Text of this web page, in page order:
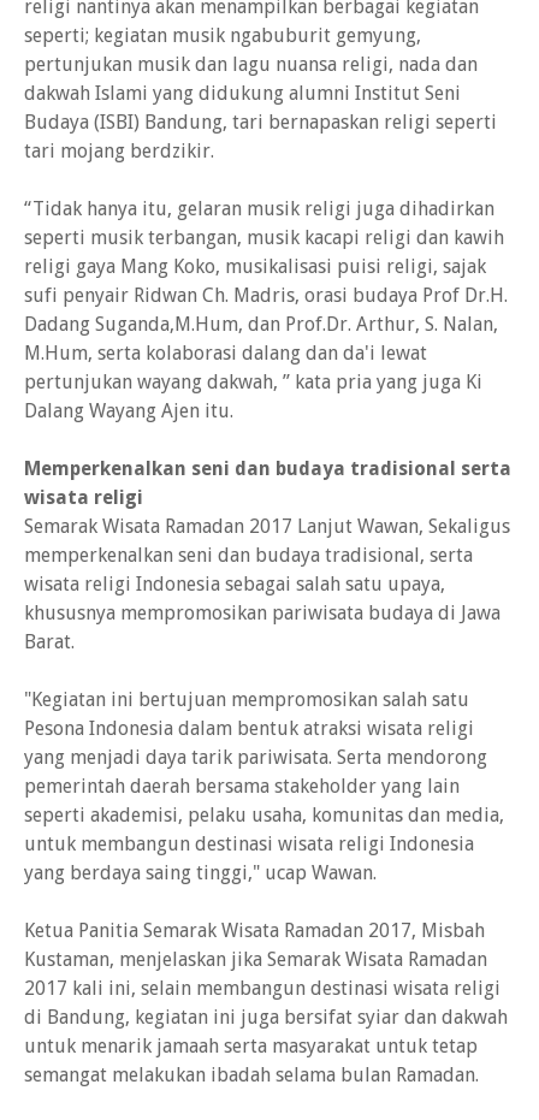
religi nantinya akan menampilkan berbagai kegiatan
seperti; kegiatan musik ngabuburit gemyung,
pertunjukan musik dan lagu nuansa religi, nada dan
dakwah Islami yang didukung alumni Institut Seni
Budaya (ISBI) Bandung, tari bernapaskan religi seperti
tari mojang berdzikir.
“Tidak hanya itu, gelaran musik religi juga dihadirkan
seperti musik terbangan, musik kacapi religi dan kawih
religi gaya Mang Koko, musikalisasi puisi religi, sajak
sufi penyair Ridwan Ch. Madris, orasi budaya Prof Dr.H.
Dadang Suganda,M.Hum, dan Prof.Dr. Arthur, S. Nalan,
M.Hum, serta kolaborasi dalang dan da'i lewat
pertunjukan wayang dakwah, ” kata pria yang juga Ki
Dalang Wayang Ajen itu.
Memperkenalkan seni dan budaya tradisional serta
wisata religi
Semarak Wisata Ramadan 2017 Lanjut Wawan, Sekaligus
memperkenalkan seni dan budaya tradisional, serta
wisata religi Indonesia sebagai salah satu upaya,
khususnya mempromosikan pariwisata budaya di Jawa
Barat.
"Kegiatan ini bertujuan mempromosikan salah satu
Pesona Indonesia dalam bentuk atraksi wisata religi
yang menjadi daya tarik pariwisata. Serta mendorong
pemerintah daerah bersama stakeholder yang lain
seperti akademisi, pelaku usaha, komunitas dan media,
untuk membangun destinasi wisata religi Indonesia
yang berdaya saing tinggi," ucap Wawan.
Ketua Panitia Semarak Wisata Ramadan 2017, Misbah
Kustaman, menjelaskan jika Semarak Wisata Ramadan
2017 kali ini, selain membangun destinasi wisata religi
di Bandung, kegiatan ini juga bersifat syiar dan dakwah
untuk menarik jamaah serta masyarakat untuk tetap
semangat melakukan ibadah selama bulan Ramadan.